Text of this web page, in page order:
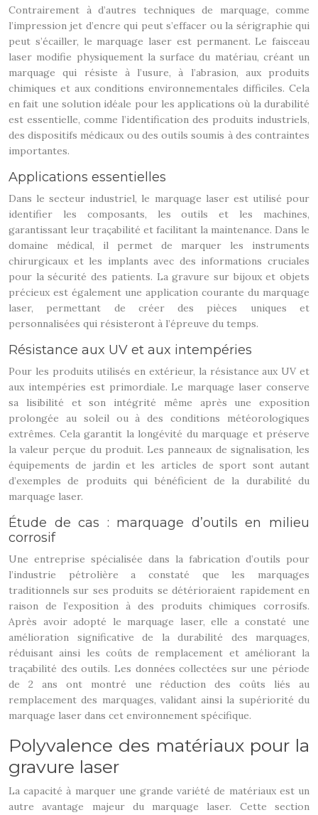
Contrairement à d’autres techniques de marquage, comme
l’impression jet d’encre qui peut s’effacer ou la sérigraphie qui
peut s’écailler, le marquage laser est permanent. Le faisceau
laser modifie physiquement la surface du matériau, créant un
marquage qui résiste à l’usure, à l’abrasion, aux produits
chimiques et aux conditions environnementales difficiles. Cela
en fait une solution idéale pour les applications où la durabilité
est essentielle, comme l’identification des produits industriels,
des dispositifs médicaux ou des outils soumis à des contraintes
importantes.
Applications essentielles
Dans le secteur industriel, le marquage laser est utilisé pour
identifier les composants, les outils et les machines,
garantissant leur traçabilité et facilitant la maintenance. Dans le
domaine médical, il permet de marquer les instruments
chirurgicaux et les implants avec des informations cruciales
pour la sécurité des patients. La gravure sur bijoux et objets
précieux est également une application courante du marquage
laser, permettant de créer des pièces uniques et
personnalisées qui résisteront à l’épreuve du temps.
Résistance aux UV et aux intempéries
Pour les produits utilisés en extérieur, la résistance aux UV et
aux intempéries est primordiale. Le marquage laser conserve
sa lisibilité et son intégrité même après une exposition
prolongée au soleil ou à des conditions météorologiques
extrêmes. Cela garantit la longévité du marquage et préserve
la valeur perçue du produit. Les panneaux de signalisation, les
équipements de jardin et les articles de sport sont autant
d’exemples de produits qui bénéficient de la durabilité du
marquage laser.
Étude de cas : marquage d’outils en milieu
corrosif
Une entreprise spécialisée dans la fabrication d’outils pour
l’industrie pétrolière a constaté que les marquages
traditionnels sur ses produits se détérioraient rapidement en
raison de l’exposition à des produits chimiques corrosifs.
Après avoir adopté le marquage laser, elle a constaté une
amélioration significative de la durabilité des marquages,
réduisant ainsi les coûts de remplacement et améliorant la
traçabilité des outils. Les données collectées sur une période
de 2 ans ont montré une réduction des coûts liés au
remplacement des marquages, validant ainsi la supériorité du
marquage laser dans cet environnement spécifique.
Polyvalence des matériaux pour la
gravure laser
La capacité à marquer une grande variété de matériaux est un
autre avantage majeur du marquage laser. Cette section